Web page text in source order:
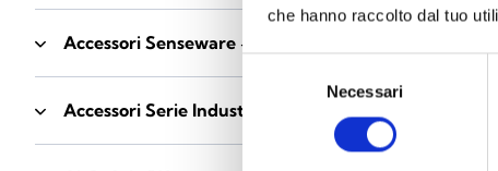
che hanno raccolto dal tuo
consenso
Necessari
Accessori Senseware - Materiali
Accessori Serie Industrial